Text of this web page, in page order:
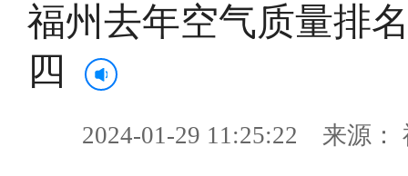
福州去年空气质量排
四
2024-01-29 11:25:22 来源：